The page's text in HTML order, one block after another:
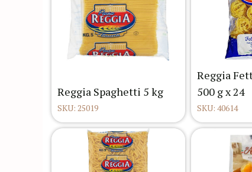
Reggia Spaghetti 5 kg
SKU: 25019
Reggia
500 g x 24
SKU: 40614